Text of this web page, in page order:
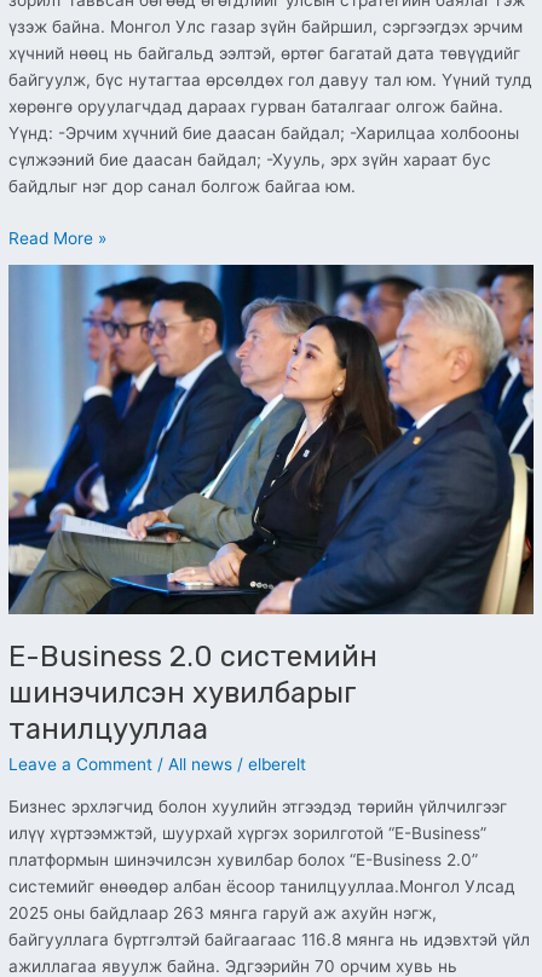
үзэж байна. Монгол Улс газар зүйн байршил, сэргээгдэх эрчим
хүчний нөөц нь байгальд ээлтэй, өртөг багатай дата төвүүдийг
байгуулж, бүс нутагтаа өрсөлдөх гол давуу тал юм. Үүний тулд
хөрөнгө оруулагчдад дараах гурван баталгааг олгож байна.
Үүнд: -Эрчим хүчний бие даасан байдал; -Харилцаа холбооны
сүлжээний бие даасан байдал; -Хууль, эрх зүйн хараат бус
байдлыг нэг дор санал болгож байгаа юм.
Read More »
E-Business 2.0 системийн
шинэчилсэн хувилбарыг
танилцууллаа
Leave a Comment /All news /elberelt
Бизнес эрхлэгчид болон хуулийн этгээдэд төрийн үйлчилгээг
илүү хүртээмжтэй, шуурхай хүргэх зорилготой “E-Business”
платформын шинэчилсэн хувилбар болох “E-Business 2.0”
системийг өнөөдөр албан ёсоор танилцууллаа.​Монгол Улсад
2025 оны байдлаар 263 мянга гаруй аж ахуйн нэгж,
байгууллага бүртгэлтэй байгаагаас 116.8 мянга нь идэвхтэй үйл
ажиллагаа явуулж байна. Эдгээрийн 70 орчим хувь нь
2.0 системийн
шинэчилсэн
хувилбарыг
танилцууллаа